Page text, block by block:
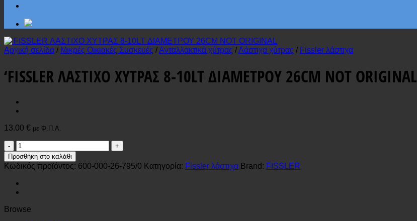
Αρχική σελίδα / Μικρές Οικιακές Συσκευές /Ανταλλακτικά χύτρας /Λάστιχα χύτρας / Fissler λάστιχα
‘FISSLER ΛΑΣΤΙΧΟ ΧΥΤΡΑΣ 8-10LT ΔΙΑΜΕΤΡΟΥ 26CM NOT ORIGINAL
13.00 € με Φ.Π.Α.
'FISSLER
ΛΑΣΤΙΧΟ
ΧΥΤΡΑΣ
10LT
ΔΙΑΜΕΤΡΟΥ
NOT
Προσθήκη στο καλάθι
Κωδικός προϊόντος: 600-000-26-795/0 Κατηγορία: Fissler λάστιχα Brand: FISSLER
Browse